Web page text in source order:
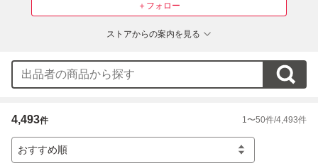
＋フォロー
ストアからの案内を見る
4,493件 1 〜50件/4,493件
おすすめ順